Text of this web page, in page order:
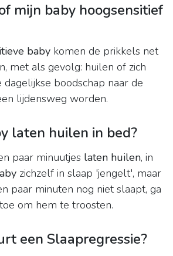
mijn baby hoogsensitief
baby komen de prikkels net
met als gevolg: huilen of zich
boodschap naar de
lijdensweg worden.
laten huilen in bed?
paar minuutjes laten huilen, in
zichzelf in slaap 'jengelt', maar
paar minuten nog niet slaapt, ga
toe om hem te troosten.
een Slaapregressie?